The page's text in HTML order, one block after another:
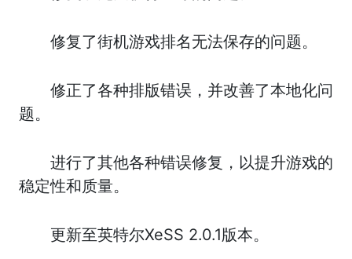
修复了街机游戏排名无法保存的问题。
修正了各种排版错误，并改善了本地化问
题。
进行了其他各种错误修复，以提升游戏的
稳定性和质量。
更新至英特尔XeSS 2.0.1版本。